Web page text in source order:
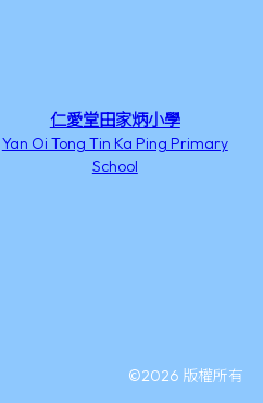
仁愛堂田家炳小學
Yan Oi Tong Tin Ka Ping Primary
School
©2026 版權所有